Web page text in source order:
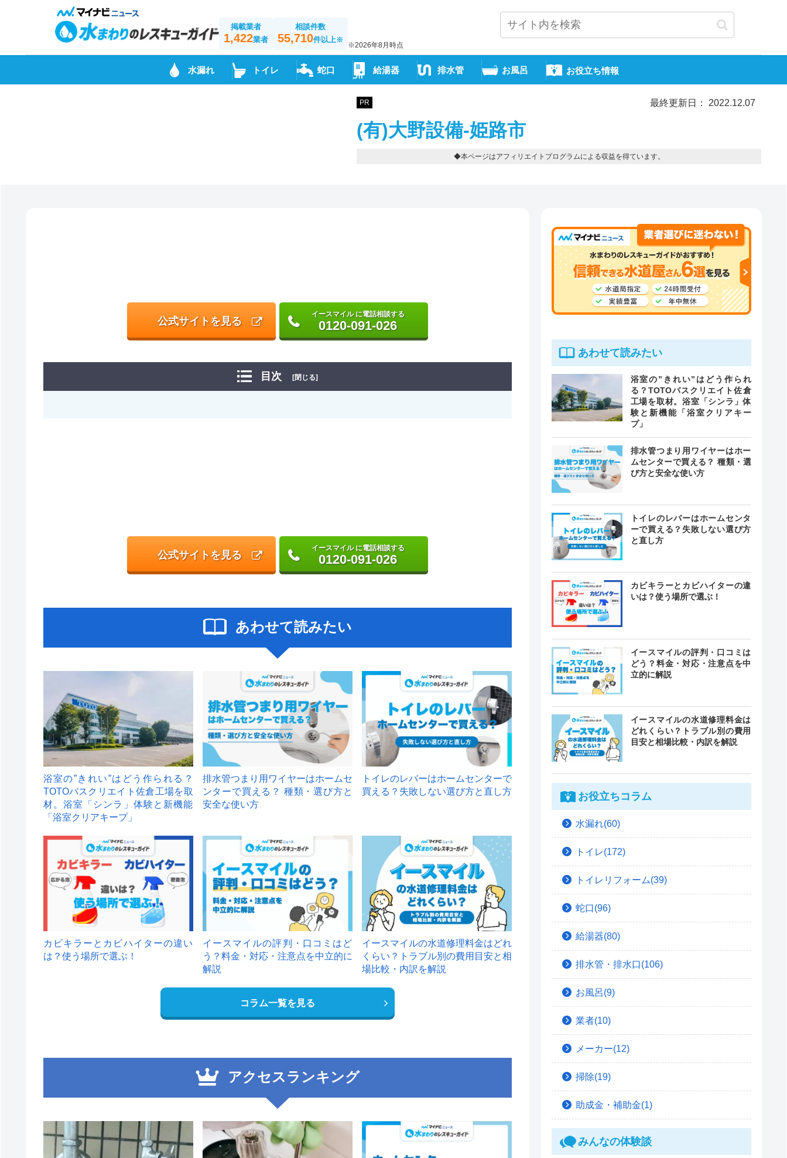
掲載業者
1,422業者
相談件数
55,710件以上※
※2026年8月時点
水漏れ トイレ 蛇口 給湯器 排水管 お風呂 お役立ち情報
PR 最終更新日： 2022.12.07
(有)大野設備-姫路市
◆本ページはアフィリエイトプログラムによる収益を得ています。
公式サイトを見る
イースマイル に電話相談する
0120-091-026
目次 [閉じる]
公式サイトを見る
イースマイル に電話相談する
0120-091-026
あわせて読みたい
浴室の”きれい”はどう作られる？
TOTOバスクリエイト佐倉工場を取
材。浴室「シンラ」体験と新機能
「浴室クリアキープ」
排水管つまり用ワイヤーはホームセ
ンターで買える？ 種類・選び方と
安全な使い方
トイレのレバーはホームセンターで
買える？失敗しない選び方と直し方
カビキラーとカビハイターの違い
は？使う場所で選ぶ！
イースマイルの評判・口コミはど
う？料金・対応・注意点を中立的に
解説
イースマイルの水道修理料金はどれ
くらい？トラブル別の費用目安と相
場比較・内訳を解説
コラム一覧を見る
アクセスランキング
1 2
あわせて読みたい
浴室の”きれい”はどう作られ
る？TOTOバスクリエイト佐倉
工場を取材。浴室「シンラ」体
験と新機能「浴室クリアキー
プ」
排水管つまり用ワイヤーはホー
ムセンターで買える？ 種類・選
び方と安全な使い方
トイレのレバーはホームセンタ
ーで買える？失敗しない選び方
と直し方
カビキラーとカビハイターの違
いは？使う場所で選ぶ！
イースマイルの評判・口コミは
どう？料金・対応・注意点を中
立的に解説
イースマイルの水道修理料金は
どれくらい？トラブル別の費用
目安と相場比較・内訳を解説
お役立ちコラム
水漏れ(60)
トイレ(172)
トイレリフォーム(39)
蛇口(96)
給湯器(80)
排水管・排水口(106)
お風呂(9)
業者(10)
メーカー(12)
掃除(19)
助成金・補助金(1)
みんなの体験談